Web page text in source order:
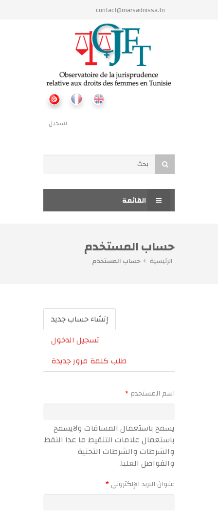
تجاوز إلى المحتوى الرئيسي
contact@marsadnissa.tn
تسجيل
استمارة البحث
بحث
القائمة
حساب المستخدم
الرئيسية حساب المستخدم
التبويبات الأساسيةإنشاء حساب جديد
التبويب
تسجيل الدخول
طلب كلمة مرور جديدة
‏اسم المستخدم ‏*
يسمح باستعمال المسافات ولايسمح
باستعمال علامات التنقيط ما عدا النقط
والشرطات والشرطات التحتية
والفواصل العليا.
‏عنوان البريد الإلكتروني ‏*